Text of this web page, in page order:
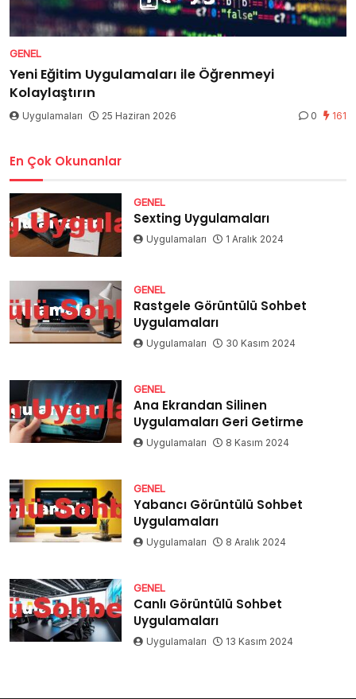
GENEL
Yeni Eğitim Uygulamaları ile Öğrenmeyi
Kolaylaştırın
Uygulamaları 25 Haziran 2026 0 161
En Çok Okunanlar
GENEL
Sexting Uygulamaları
Uygulamaları 1 Aralık 2024
GENEL
Rastgele Görüntülü Sohbet
Uygulamaları
Uygulamaları 30 Kasım 2024
GENEL
Ana Ekrandan Silinen
Uygulamaları Geri Getirme
Uygulamaları 8 Kasım 2024
GENEL
Yabancı Görüntülü Sohbet
Uygulamaları
Uygulamaları 8 Aralık 2024
GENEL
Canlı Görüntülü Sohbet
Uygulamaları
Uygulamaları 13 Kasım 2024